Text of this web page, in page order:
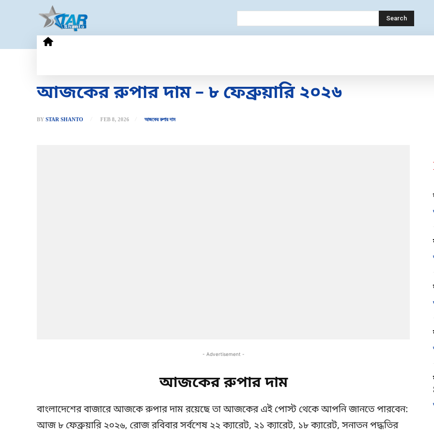
Search
আজকের রুপার দাম – ৮ ফেব্রুয়ারি ২০২৬
BY STAR SHANTO FEB 8, 2026 আজকের রুপার দাম
- Advertisement -
আজকের রুপার দাম
বাংলাদেশের বাজারে আজকে রুপার দাম রয়েছে তা আজকের এই পোস্ট থেকে আপনি জানতে পারবেন:
আজ ৮ ফেব্রুয়ারি ২০২৬, রোজ রবিবার সর্বশেষ ২২ ক্যারেট, ২১ ক্যারেট, ১৮ ক্যারেট, সনাতন পদ্ধতির